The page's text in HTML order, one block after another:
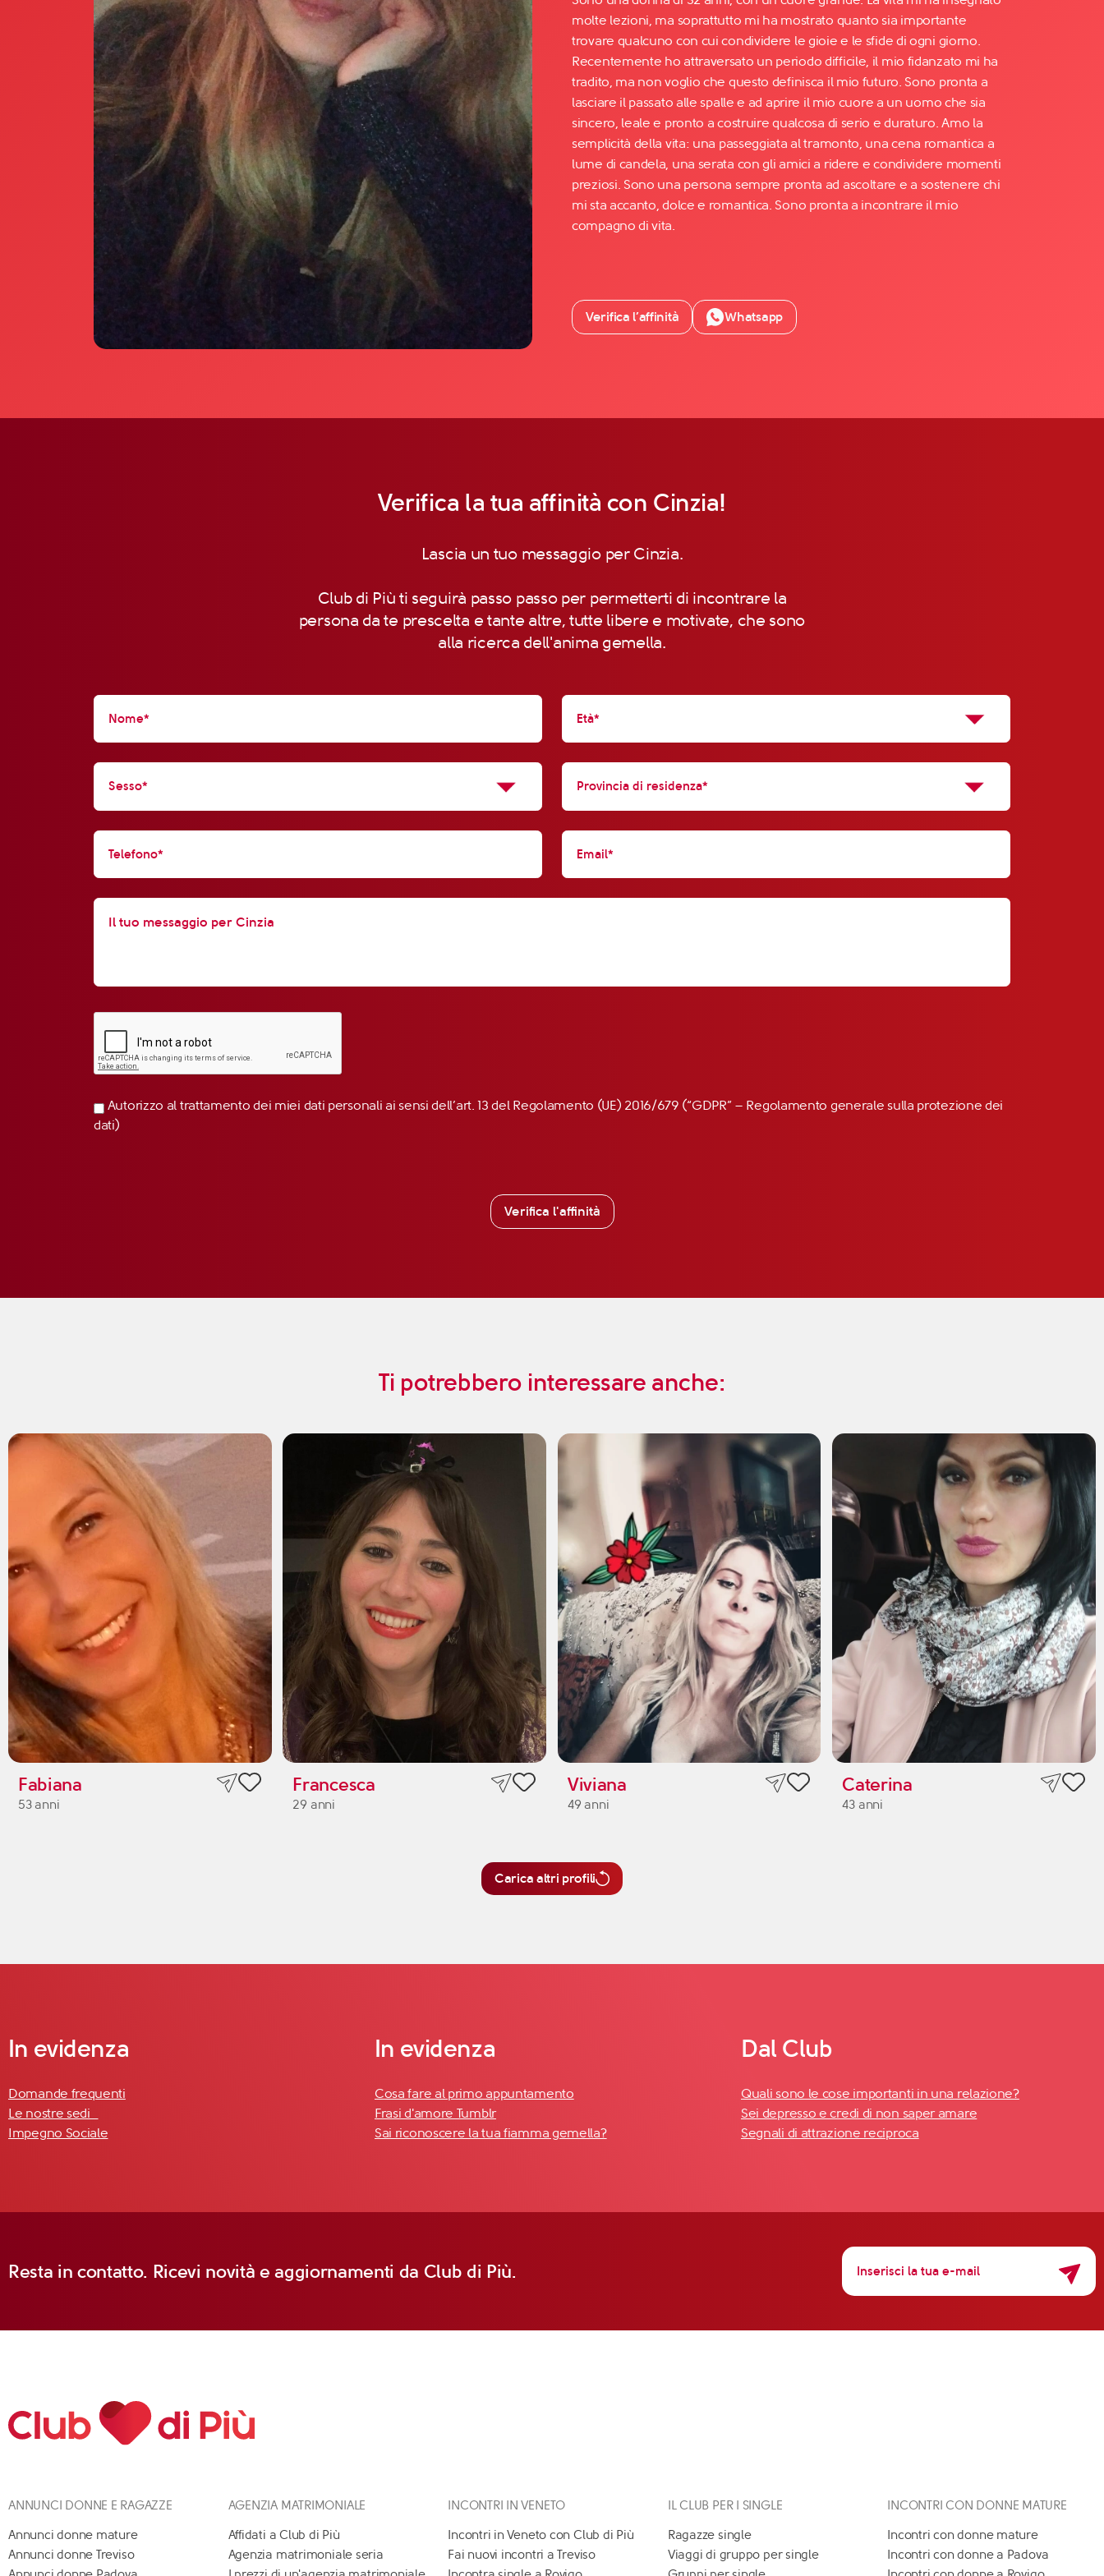
Facebook
YouTube
Instagram
TikTok
molte lezioni, ma soprattutto mi ha mostrato quanto sia importante
trovare qualcuno con cui condividere le gioie e le sfide di ogni giorno.
Recentemente ho attraversato un periodo difficile, il mio fidanzato mi ha
tradito, ma non voglio che questo definisca il mio futuro. Sono pronta a
lasciare il passato alle spalle e ad aprire il mio cuore a un uomo che sia
sincero, leale e pronto a costruire qualcosa di serio e duraturo. Amo la
semplicità della vita: una passeggiata al tramonto, una cena romantica a
lume di candela, una serata con gli amici a ridere e condividere momenti
preziosi. Sono una persona sempre pronta ad ascoltare e a sostenere chi
mi sta accanto, dolce e romantica. Sono pronta a incontrare il mio
compagno di vita.
Verifica l’affinità Whatsapp
Verifica la tua affinità con Cinzia!
Lascia un tuo messaggio per Cinzia.
Club di Più ti seguirà passo passo per permetterti di incontrare la
persona da te prescelta e tante altre, tutte libere e motivate, che sono
alla ricerca dell'anima gemella.
Autorizzo al trattamento dei miei dati personali ai sensi dell’art. 13 del Regolamento (UE) 2016/679 (“GDPR” – Regolamento generale sulla protezione dei
dati)
Verifica l'affinità
Ti potrebbero interessare anche:
Fabiana
53 anni
Francesca
29 anni
Viviana
49 anni
Caterina
43 anni
Carica altri profili
In evidenza
Domande frequenti
Le nostre sedi
Impegno Sociale
In evidenza
Cosa fare al primo appuntamento
Frasi d'amore Tumblr
Sai riconoscere la tua fiamma gemella?
Dal Club
Quali sono le cose importanti in una relazione?
Sei depresso e credi di non saper amare
Segnali di attrazione reciproca
Resta in contatto. Ricevi novità e aggiornamenti da Club di Più.
ANNUNCI DONNE E RAGAZZE
Annunci donne mature
Annunci donne Treviso
AGENZIA MATRIMONIALE
Affidati a Club di Più
Agenzia matrimoniale seria
INCONTRI IN VENETO
Incontri in Veneto con Club di Più
Fai nuovi incontri a Treviso
IL CLUB PER I SINGLE
Ragazze single
Viaggi di gruppo per single
INCONTRI CON DONNE MATURE
Incontri con donne mature
Incontri con donne a Padova